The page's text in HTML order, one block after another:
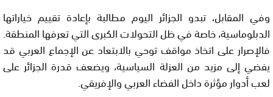
وفي المقابل، تبدو الجزائر اليوم مطالبة بإعادة تقييم خياراتها
الدبلوماسية، خاصة في ظل التحولات الكبرى التي تعرفها المنطقة.
فالإصرار على اتخاذ مواقف توحي بالابتعاد عن الإجماع العربي قد
يفضي إلى مزيد من العزلة السياسية، ويضعف قدرة الجزائر على
لعب أدوار مؤثرة داخل الفضاء العربي والإفريقي.